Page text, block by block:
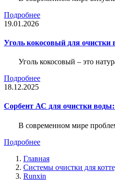
Подробнее
19.01.2026
Уголь кокосовый для очистки
Уголь кокосовый – это
Подробнее
18.12.2025
Сорбент АС для очистки воды:
В современном мире
Подробнее
Главная
Системы очистки для
Runxin